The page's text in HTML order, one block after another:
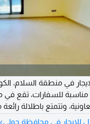
مناسبة للسفارات، تقع
وتتمتع باطلالة
المرافق، مثل موقف
للايجار في محافظة حولي›